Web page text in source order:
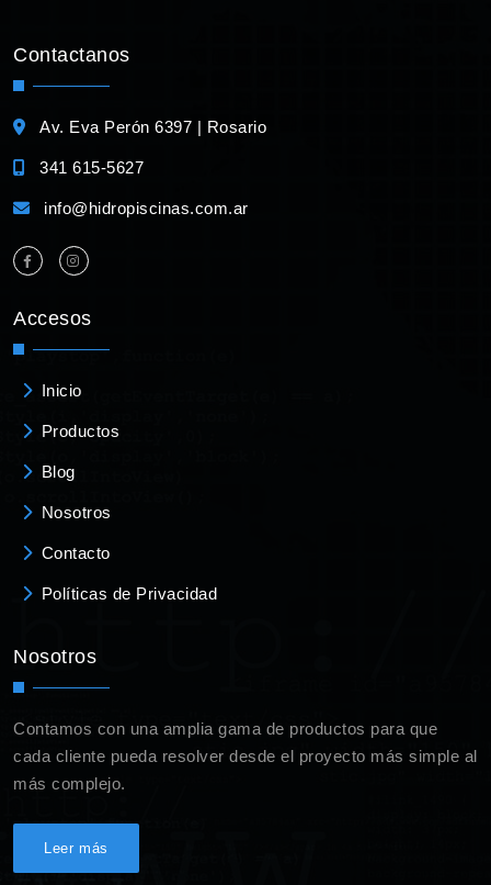
Contactanos
Av. Eva Perón 6397 | Rosario
341 615-5627
info@hidropiscinas.com.ar
Accesos
Inicio
Productos
Blog
Nosotros
Contacto
Políticas de Privacidad
Nosotros
Contamos con una amplia gama de productos para que
cada cliente pueda resolver desde el proyecto más simple al
más complejo.
Leer más